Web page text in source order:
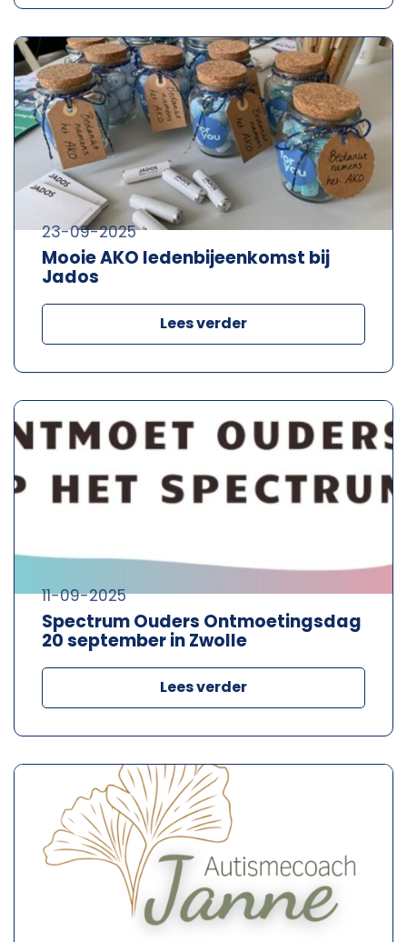
Mooie AKO ledenbijeenkomst bij
Jados
23-09-2025
Lees verder
Spectrum Ouders Ontmoetingsdag
20 september in Zwolle
11-09-2025
Lees verder